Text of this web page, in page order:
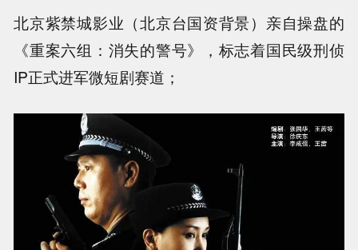
北京紫禁城影业（北京台国资背景）亲自操盘的
《重案六组：消失的警号》，标志着国民级刑侦
IP正式进军微短剧赛道；